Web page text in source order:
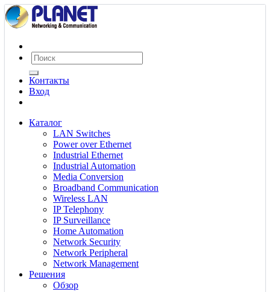
Контакты
Вход
Каталог
LAN Switches
Power over Ethernet
Industrial Ethernet
Industrial Automation
Media Conversion
Broadband Communication
Wireless LAN
IP Telephony
IP Surveillance
Home Automation
Network Security
Network Peripheral
Network Management
Решения
Обзор